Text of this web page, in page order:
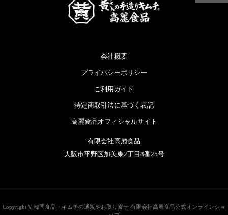
会社概要
プライバシーポリシー
ご利用ガイド
特定商取引法に基づく表記
高麗食品オフィシャルサイト
有限会社高麗食品
大阪市平野区加美東2丁目8番25号
Copyright © 韓国食品・キムチの通販やお取り寄せ 有限会社高麗食品公式オンラインショ